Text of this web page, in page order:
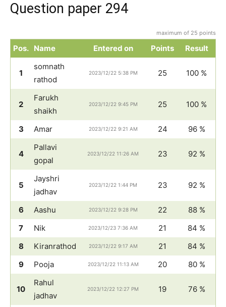
Question paper 294
maximum of 25 points
Pos. Name Entered on Points Result
1
somnath
rathod
2023/12/22 5:38 PM 25 100 %
2
Farukh
shaikh
2023/12/22 9:45 PM 25 100 %
3 Amar 2023/12/22 9:21 AM 24 96 %
4
Pallavi
gopal
2023/12/22 11:26 AM 23 92 %
5
Jayshri
jadhav
2023/12/22 1:44 PM 23 92 %
6 Aashu 2023/12/22 9:28 PM 22
88 %
7
Nik 2023/12/23 7:36 AM 21
84 %
8
Kiranrathod 2023/12/22 9:17 AM 21
84 %
9
Pooja 2023/12/22 11:13 AM 20 80 %
10
Rahul
jadhav
2023/12/22 12:27 PM 19 76 %